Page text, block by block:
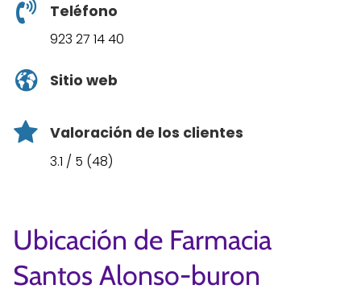
Teléfono
923 27 14 40
Sitio web
Valoración de los clientes
3.1 / 5 (48)
Ubicación de Farmacia
Santos Alonso-buron